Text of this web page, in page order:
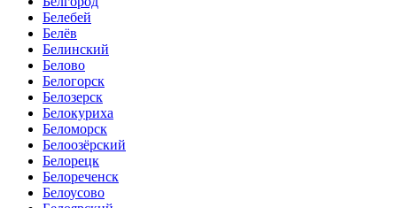
Белебей
Белёв
Белинский
Белово
Белогорск
Белозерск
Белокуриха
Беломорск
Белоозёрский
Белорецк
Белореченск
Белоусово